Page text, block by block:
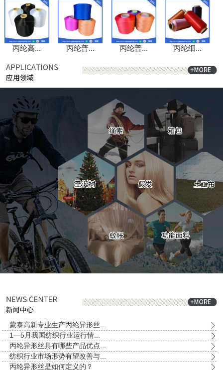
丙纶高... 丙纶普... 丙纶普... 丙纶细...
蒙泰高新专业生产丙纶异形丝...
1—5月我国纺织行业运行情...
丙纶异形丝具有哪些产品优点...
纺织行业市场形势有望改善与...
丙纶异形丝是如何定义的？